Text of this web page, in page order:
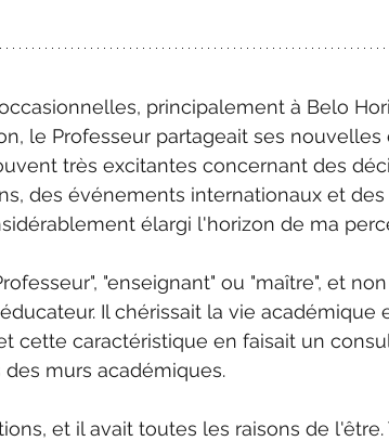
principalement à Belo
le Professeur partageait ses
très excitantes concernant des
des événements internationaux et
élargi l'horizon de ma
"enseignant" ou "maître", et
Il chérissait la vie académique
cette caractéristique en faisait un
murs académiques.
et il avait toutes les raisons de